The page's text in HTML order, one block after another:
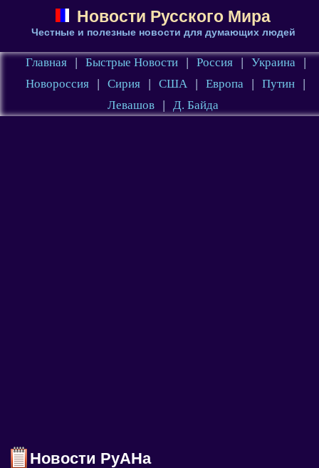
Новости Русского Мира
Честные и полезные новости для думающих людей
Главная | Быстрые Новости | Россия | Украина
|
Новороссия
| Сирия | США | Европа | Путин
|
Левашов
| Д. Байда
Новости РуАНа